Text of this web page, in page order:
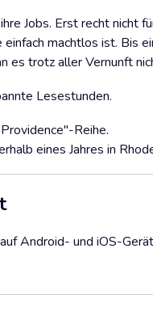
Jobs. Erst recht nicht
machtlos ist. Bis
es trotz aller Vernunft
Lesestunden.
Reihe.
eines Jahres in
Android- und iOS-